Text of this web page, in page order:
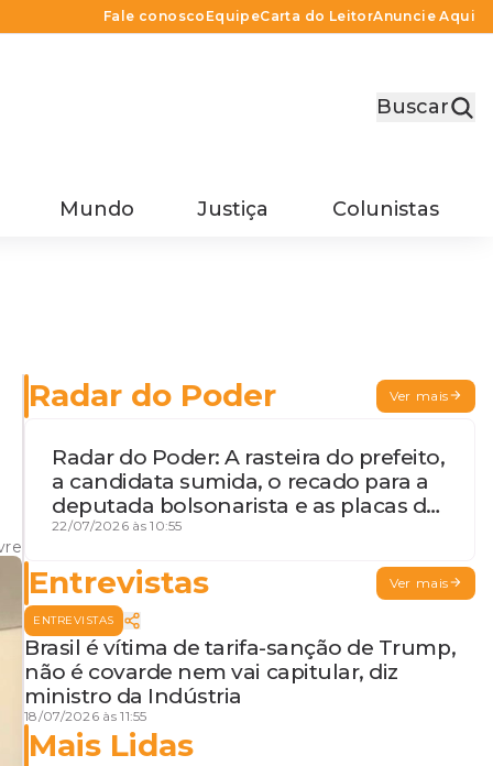
Fale conosco EquipeCarta do LeitorAnuncie Aqui
Buscar
Mundo Justiça Colunistas
Radar do Poder Ver mais
Radar do Poder: A rasteira do prefeito,
a candidata sumida, o recado para a
deputada bolsonarista e as placas da
discórdia
22/07/2026 às 10:55
Entrevistas Ver mais
ENTREVISTAS
Brasil é vítima de tarifa-sanção de Trump,
não é covarde nem vai capitular, diz
ministro da Indústria
18/07/2026 às 11:55
Mais Lidas